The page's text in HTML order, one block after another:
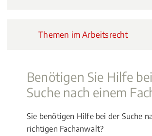
Themen im Arbeitsrecht
Benötigen Sie Hilfe
Suche nach einem
Sie benötigen Hilfe bei der Suche
richtigen Fachanwalt?